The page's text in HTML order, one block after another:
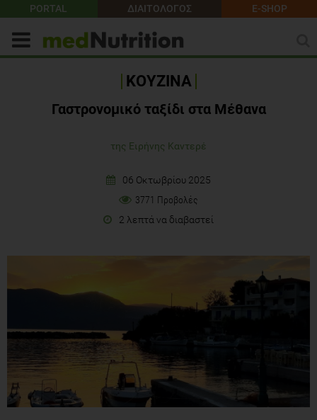
PORTAL ΔΙΑΙΤΟΛΟΓΟΣ E-SHOP
ΚΟΥΖΙΝΑ
Γαστρονομικό ταξίδι στα Μέθανα
της Ειρήνης Καντερέ
06 Οκτωβρίου 2025
3771 Προβολές
2 λεπτά να διαβαστεί